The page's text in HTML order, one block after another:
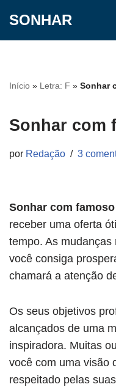
conteúdo
SONHAR
Início » Letra: F » Sonhar
Sonhar com
por Redação 3
Sonhar com famoso
receber uma oferta
tempo. As
você consiga
chamará a atenção
Os seus objetivos
alcançados de uma
inspiradora. Muitas
você com uma visão
respeitado pelas